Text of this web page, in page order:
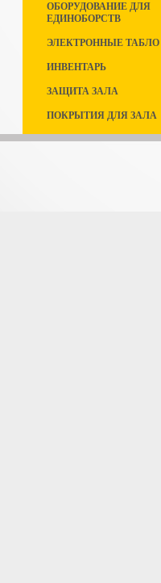
ОБОРУДОВАНИЕ ДЛЯ
ЕДИНОБОРСТВ
ЭЛЕКТРОННЫЕ ТАБЛО
ИНВЕНТАРЬ
ЗАЩИТА ЗАЛА
ПОКРЫТИЯ ДЛЯ ЗАЛА